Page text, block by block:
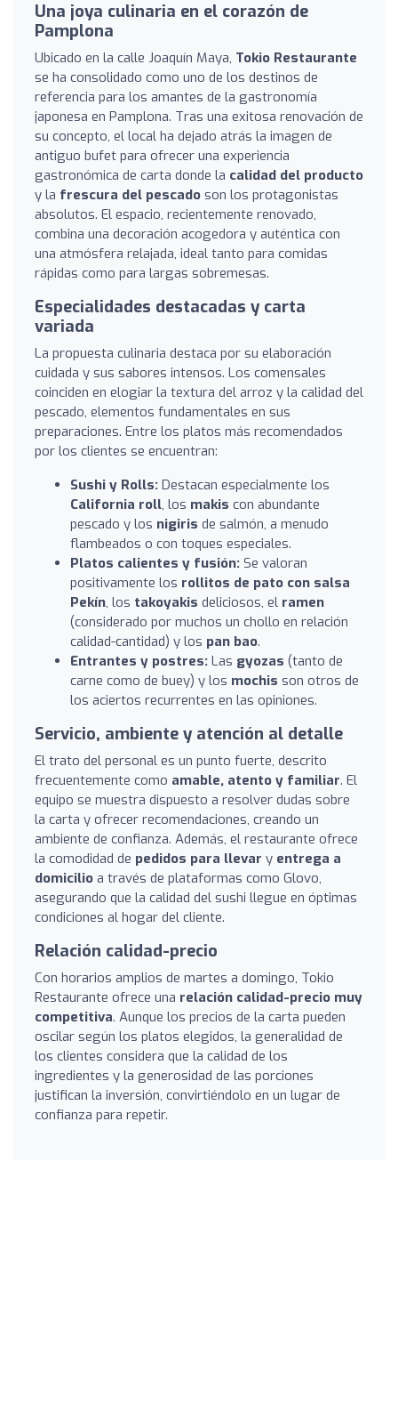
Una joya culinaria en el corazón de
Pamplona
Ubicado en la calle Joaquín Maya, Tokio Restaurante
se ha consolidado como uno de los destinos de
referencia para los amantes de la gastronomía
japonesa en Pamplona. Tras una exitosa renovación de
su concepto, el local ha dejado atrás la imagen de
antiguo bufet para ofrecer una experiencia
gastronómica de carta donde la calidad del producto
y la frescura del pescado son los protagonistas
absolutos. El espacio, recientemente renovado,
combina una decoración acogedora y auténtica con
una atmósfera relajada, ideal tanto para comidas
rápidas como para largas sobremesas.
Especialidades destacadas y carta
variada
La propuesta culinaria destaca por su elaboración
cuidada y sus sabores intensos. Los comensales
coinciden en elogiar la textura del arroz y la calidad del
pescado, elementos fundamentales en sus
preparaciones. Entre los platos más recomendados
por los clientes se encuentran:
Sushi y Rolls: Destacan especialmente los
California roll, los makis con abundante
pescado y los nigiris de salmón, a menudo
flambeados o con toques especiales.
Platos calientes y fusión: Se valoran
positivamente los rollitos de pato con salsa
Pekín, los takoyakis deliciosos, el ramen
(considerado por muchos un chollo en relación
calidad-cantidad) y los pan bao.
Entrantes y postres: Las gyozas (tanto de
carne como de buey) y los mochis son otros de
los aciertos recurrentes en las opiniones.
Servicio, ambiente y atención al detalle
El trato del personal es un punto fuerte, descrito
frecuentemente como amable, atento y familiar. El
equipo se muestra dispuesto a resolver dudas sobre
la carta y ofrecer recomendaciones, creando un
ambiente de confianza. Además, el restaurante ofrece
la comodidad de pedidos para llevar y entrega a
domicilio a través de plataformas como Glovo,
asegurando que la calidad del sushi llegue en óptimas
condiciones al hogar del cliente.
Relación calidad-precio
Con horarios amplios de martes a domingo, Tokio
Restaurante ofrece una relación calidad-precio muy
competitiva. Aunque los precios de la carta pueden
oscilar según los platos elegidos, la generalidad de
los clientes considera que la calidad de los
ingredientes y la generosidad de las porciones
justifican la inversión, convirtiéndolo en un lugar de
confianza para repetir.